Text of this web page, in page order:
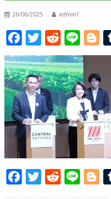
26/06/2025 admin1
F
ac
e
b
o
o
k
T
w
itt
er
R
e
d
di
t
Li
n
e
o
g
er
F
ac
T
w
R
e
Li
n o